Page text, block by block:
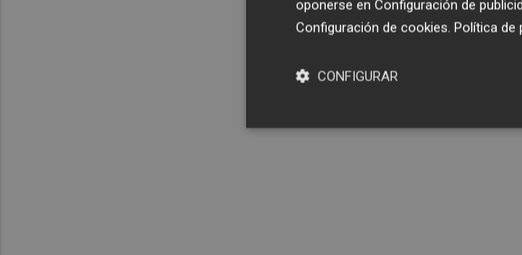
oponerse en Configuración de
Configuración de cookies. Política de
CONFIGURAR